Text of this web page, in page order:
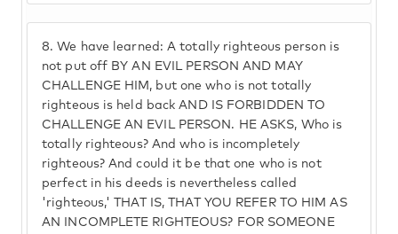
8. We have learned: A totally righteous person is
not put off BY AN EVIL PERSON AND MAY
CHALLENGE HIM, but one who is not totally
righteous is held back AND IS FORBIDDEN TO
CHALLENGE AN EVIL PERSON. HE ASKS, Who is
totally righteous? And who is incompletely
righteous? And could it be that one who is not
perfect in his deeds is nevertheless called
'righteous,' THAT IS, THAT YOU REFER TO HIM AS
AN INCOMPLETE RIGHTEOUS? FOR SOMEONE